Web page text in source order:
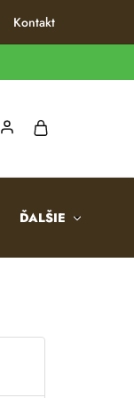
Kontakt
ĎALŠIE